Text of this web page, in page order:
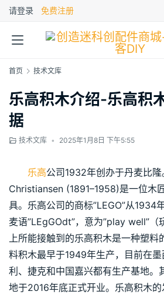
请登录 免费注册
首页 技术文库
乐高积木介绍-乐高积
据
技术文库 • 2025年1月8日 下午5:55
乐高公司1932年创办于丹麦比
Christiansen (1891–1958)是一位木
具。乐高公司的商标”LEGO”从1934
麦语”LEgGOdt”，意为”play well”（
上所能接触到的乐高积木是一种塑料
料积木最早于1949年生产，目前在
利、捷克和中国嘉兴都有生产基地。
地于2016年底正式开业。乐高积木的